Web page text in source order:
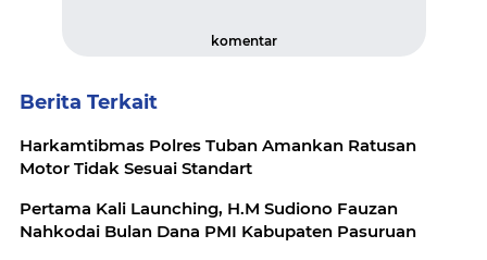
komentar
Berita Terkait
Harkamtibmas Polres Tuban Amankan Ratusan
Motor Tidak Sesuai Standart
Pertama Kali Launching, H.M Sudiono Fauzan
Nahkodai Bulan Dana PMI Kabupaten Pasuruan